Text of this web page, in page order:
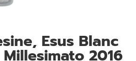
Esus Blanc
2016